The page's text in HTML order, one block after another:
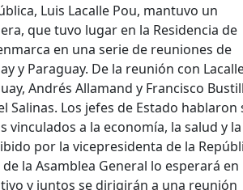
Luis Lacalle Pou, mantuvo un
que tuvo lugar en la Residencia de
en una serie de reuniones de
y Paraguay. De la reunión con
Andrés Allamand y Francisco
Salinas. Los jefes de Estado hablaron
vinculados a la economía, la salud y la
por la vicepresidenta de la
la Asamblea General lo esperará en
y juntos se dirigirán a una reunión